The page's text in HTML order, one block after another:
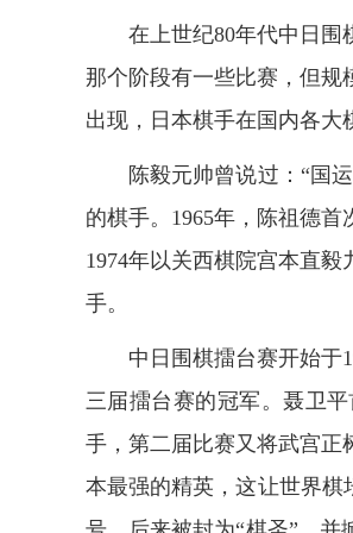
在上世纪80年代中日围棋
那个阶段有一些比赛，但规
出现，日本棋手在国内各
陈毅元帅曾说过：“国运
的棋手。1965年，陈祖德
1974年以关西棋院宫本直
手。
中日围棋擂台赛开始于
三届擂台赛的冠军。聂卫
手，第二届比赛又将武宫正
本最强的精英，这让世界棋